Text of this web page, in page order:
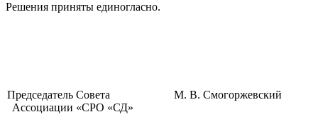
Решения приняты единогласно.
Председатель Совета
Ассоциации «СРО «СД»
М. В. Смогоржевский